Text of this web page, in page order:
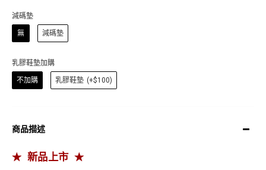
減碼墊
無 減碼墊
乳膠鞋墊加購
不加購 乳膠鞋墊 (+$100)
商品描述
★ 新品上市★